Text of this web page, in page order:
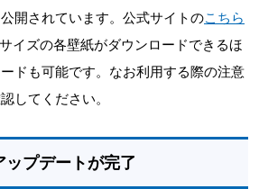
開されています。公式サイトのこちら
イズの各壁紙がダウンロードできるほ
ドも可能です。なお利用する際の注意
してください。
プデートが完了